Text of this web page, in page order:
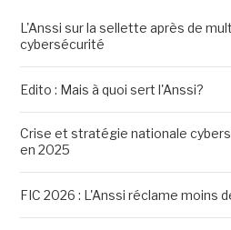
L'Anssi sur la sellette après de
cybersécurité
Edito : Mais à quoi sert l'Anssi?
Crise et stratégie nationale
en 2025
FIC 2026 : L'Anssi réclame moins